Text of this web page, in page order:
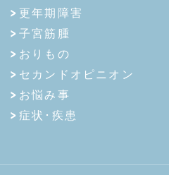
更年期障害
子宮筋腫
おりもの
セカンドオピニオン
お悩み事
症状･疾患